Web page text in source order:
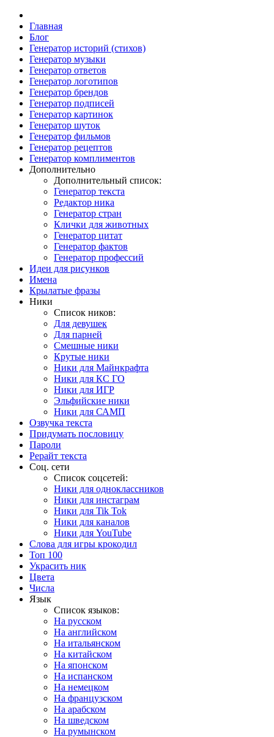
Главная
Блог
Генератор историй (стихов)
Генератор музыки
Генератор ответов
Генератор логотипов
Генератор брендов
Генератор подписей
Генератор картинок
Генератор шуток
Генератор фильмов
Генератор рецептов
Генератор комплиментов
Дополнительно
Дополнительный список:
Генератор текста
Редактор ника
Генератор стран
Клички для животных
Генератор цитат
Генератор фактов
Генератор профессий
Идеи для рисунков
Имена
Крылатые фразы
Ники
Список ников:
Для девушек
Для парней
Смешные ники
Крутые ники
Ники для Майнкрафта
Ники для КС ГО
Ники для ИГР
Эльфийские ники
Ники для САМП
Озвучка текста
Придумать пословицу
Пароли
Рерайт текста
Соц. сети
Список соцсетей:
Ники для одноклассников
Ники для инстаграм
Ники для Tik Tok
Ники для каналов
Ники для YouTube
Слова для игры крокодил
Топ 100
Украсить ник
Цвета
Числа
Язык
Список языков:
На русском
На английском
На итальянском
На китайском
На японском
На испанском
На немецком
На французском
На арабском
На шведском
На румынском